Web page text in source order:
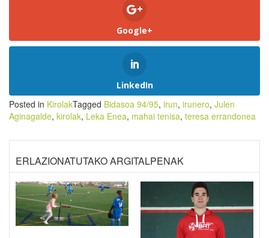
Google+
LinkedIn
Posted in KirolakTagged Bidasoa 94/95, irun, irunero, Julen
Aginagalde, kirolak, Leka Enea, mahai tenisa, teresa errandonea
ERLAZIONATUTAKO ARGITALPENAK